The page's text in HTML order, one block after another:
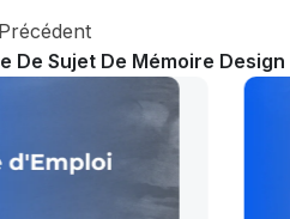
De Sujet De Mémoire Design